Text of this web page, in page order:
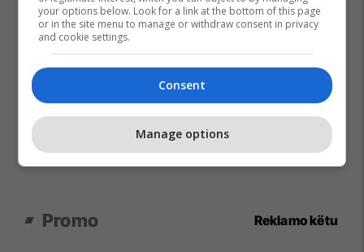
Promo Reklamo këtu
your options below. Look for a link at the bottom of this page
or in the site menu to manage or withdraw consent in privacy
and cookie settings.
Consent
Manage options